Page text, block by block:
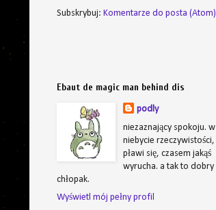
Subskrybuj: Komentarze do posta (Atom)
Ebaut de magic man behind dis
podly
niezaznający spokoju. w
niebycie rzeczywistości,
pławi się, czasem jakąś
wyrucha. a tak to dobry
chłopak.
Wyświetl mój pełny profil